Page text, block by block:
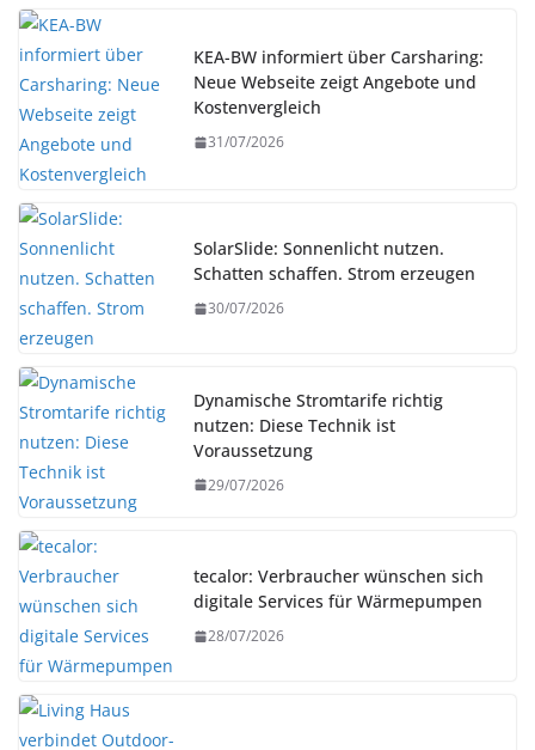
KEA-BW informiert über Carsharing:
Neue Webseite zeigt Angebote und
Kostenvergleich
31/07/2026
SolarSlide: Sonnenlicht nutzen.
Schatten schaffen. Strom erzeugen
30/07/2026
Dynamische Stromtarife richtig
nutzen: Diese Technik ist
Voraussetzung
29/07/2026
tecalor: Verbraucher wünschen sich
digitale Services für Wärmepumpen
28/07/2026